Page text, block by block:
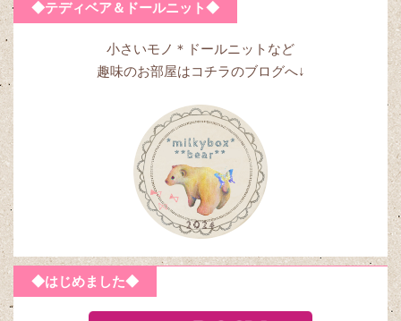
◆テディベア＆ドールニット◆
小さいモノ＊ドールニットなど
趣味のお部屋はコチラのブログへ↓
◆はじめました◆